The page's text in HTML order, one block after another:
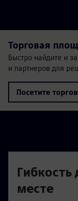
Торговая
Быстро найдите и
и партнеров для
Посетите
месте